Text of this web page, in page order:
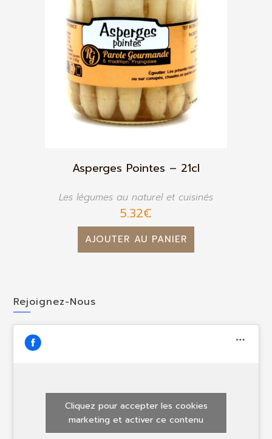
Asperges Pointes – 21cl
Les légumes au naturel et cuisinés
5.32€
AJOUTER AU PANIER
Rejoignez-Nous
Cliquez pour accepter les cookies
marketing et activer ce contenu